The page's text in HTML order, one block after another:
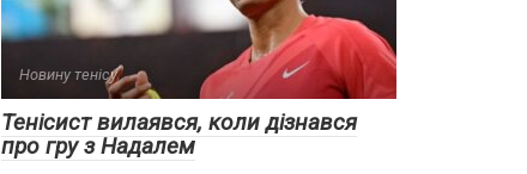
Новину тенісу
Тенісист вилаявся, коли дізнався
про гру з Надалем